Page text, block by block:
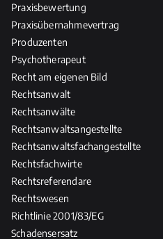
Praxisbewertung
Praxisübernahmevertrag
Produzenten
Psychotherapeut
Recht am eigenen Bild
Rechtsanwalt
Rechtsanwälte
Rechtsanwaltsangestellte
Rechtsanwaltsfachangestellte
Rechtsfachwirte
Rechtsreferendare
Rechtswesen
Richtlinie 2001/83/EG
Schadensersatz